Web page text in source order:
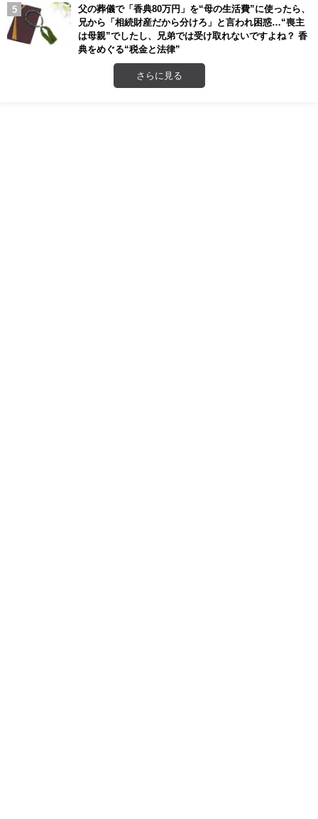
父の葬儀で「香典80万円」を“母の生活費”に使ったら、
兄から「相続財産だから分けろ」と言われ困惑…“喪主
は母親”でしたし、兄弟では受け取れないですよね？ 香
典をめぐる“税金と法律”
さらに見る